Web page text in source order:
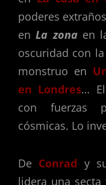
poderes
enLa zonaen
oscuridad con
monstruo en
en Londres…
con fuerzas
cósmicas. Lo
De Conrad y
lidera una